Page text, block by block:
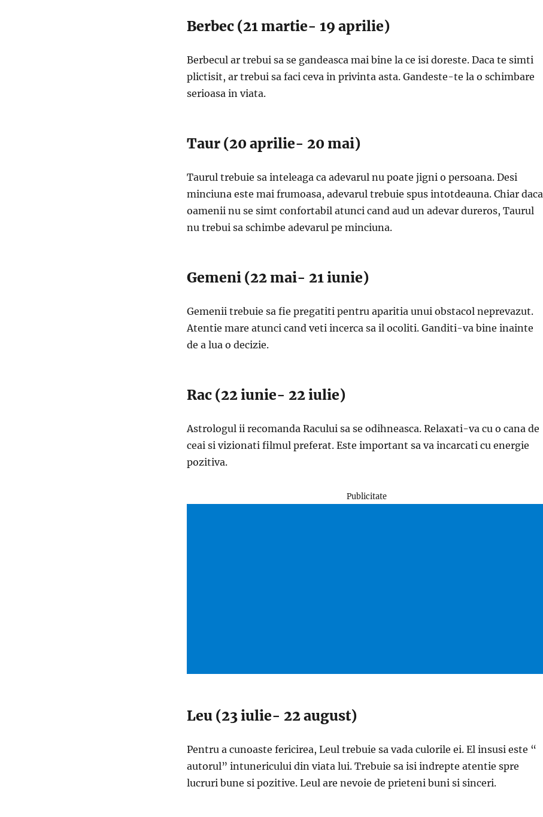
Berbec (21 martie- 19 aprilie)
Berbecul ar trebui sa se gandeasca mai bine la ce isi doreste. Daca te simti
plictisit, ar trebui sa faci ceva in privinta asta. Gandeste-te la o schimbare
serioasa in viata.
Taur (20 aprilie- 20 mai)
Taurul trebuie sa inteleaga ca adevarul nu poate jigni o persoana. Desi
minciuna este mai frumoasa, adevarul trebuie spus intotdeauna. Chiar daca
oamenii nu se simt confortabil atunci cand aud un adevar dureros, Taurul
nu trebui sa schimbe adevarul pe minciuna.
Gemeni (22 mai- 21 iunie)
Gemenii trebuie sa fie pregatiti pentru aparitia unui obstacol neprevazut.
Atentie mare atunci cand veti incerca sa il ocoliti. Ganditi-va bine inainte
de a lua o decizie.
Rac (22 iunie- 22 iulie)
Astrologul ii recomanda Racului sa se odihneasca. Relaxati-va cu o cana de
ceai si vizionati filmul preferat. Este important sa va incarcati cu energie
pozitiva.
Publicitate
Leu (23 iulie- 22 august)
Pentru a cunoaste fericirea, Leul trebuie sa vada culorile ei. El insusi este “
autorul” intunericului din viata lui. Trebuie sa isi indrepte atentie spre
lucruri bune si pozitive. Leul are nevoie de prieteni buni si sinceri.